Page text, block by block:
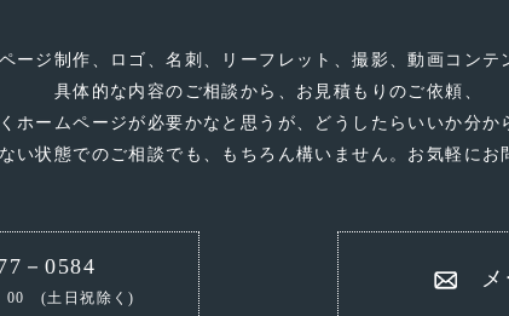
ージ制作、ロゴ、名刺、リーフレット、撮影、動画コンテ
具体的な内容のご相談から、お見積もりのご依頼、
ホームページが必要かなと思うが、どうしたらいいか分
い状態でのご相談でも、もちろん構いません。お気軽にお
－0584
00 (土日祝除く)